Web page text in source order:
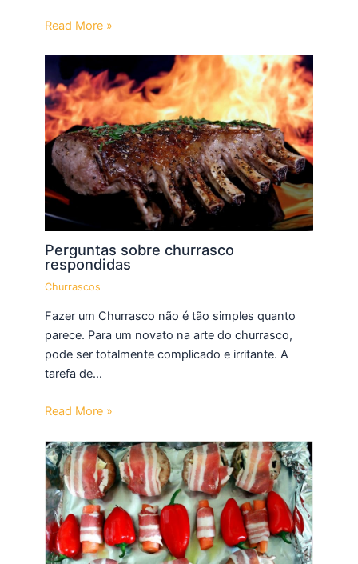
Read More »
Perguntas sobre churrasco
respondidas
Churrascos
Fazer um Churrasco não é tão simples quanto
parece. Para um novato na arte do churrasco,
pode ser totalmente complicado e irritante. A
tarefa de…
Read More »